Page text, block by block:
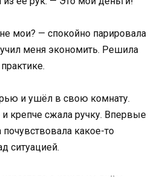
мои? — спокойно парировала
меня экономить. Решила
и ушёл в свою комнату.
крепче сжала ручку. Впервые
какое-то
ситуацией.